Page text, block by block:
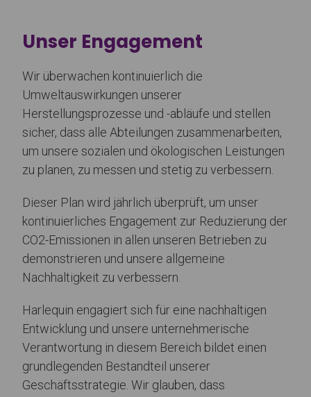
Unser Engagement
Wir überwachen kontinuierlich die
Umweltauswirkungen unserer
Herstellungsprozesse und -abläufe und stellen
sicher, dass alle Abteilungen zusammenarbeiten,
um unsere sozialen und ökologischen Leistungen
zu planen, zu messen und stetig zu verbessern.
Dieser Plan wird jährlich überprüft, um unser
kontinuierliches Engagement zur Reduzierung der
CO2-Emissionen in allen unseren Betrieben zu
demonstrieren und unsere allgemeine
Nachhaltigkeit zu verbessern.
Harlequin engagiert sich für eine nachhaltigen
Entwicklung und unsere unternehmerische
Verantwortung in diesem Bereich bildet einen
grundlegenden Bestandteil unserer
Geschäftsstrategie. Wir glauben, dass